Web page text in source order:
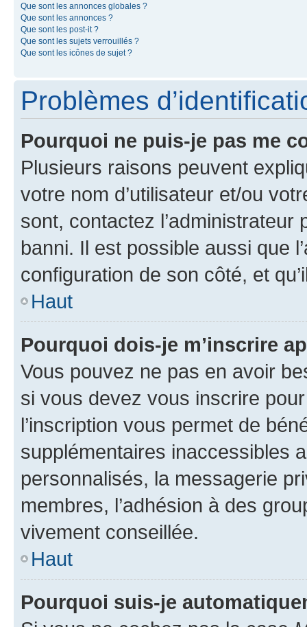
Que sont les annonces globales ?
Que sont les annonces ?
Que sont les post-it ?
Que sont les sujets verrouillés ?
Que sont les icônes de sujet ?
Problèmes
Pourquoi ne puis-je pas me
Plusieurs raisons peuvent
votre nom d’utilisateur et/ou
sont, contactez l’administrateur
banni. Il est possible aussi que
configuration de son côté, et
Haut
Pourquoi dois-je m’inscrire
Vous pouvez ne pas en avoir
si vous devez vous inscrire
l’inscription vous permet de
supplémentaires inaccessibles
personnalisés, la messagerie
membres, l’adhésion à des
vivement conseillée.
Haut
Pourquoi suis-je